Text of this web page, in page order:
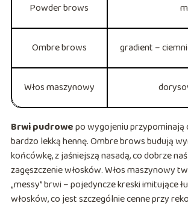
Powder brows
Ombre brows gradient –
Włos maszynowy
Brwi pudrowepo wygojeniu przypominają
bardzo lekką hennę. Ombre brows budują
końcówkę, z jaśniejszą nasadą, co dobrze
zagęszczenie włosków. Włos maszynowy
„messy” brwi – pojedyncze kreski imitujące
włosków, co jest szczególnie cenne przy